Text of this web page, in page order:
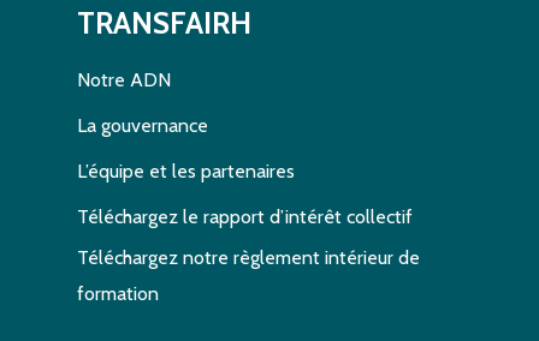
TRANSFAIRH
Notre ADN
La gouvernance
L’équipe et les partenaires
Téléchargez le rapport d’intérêt collectif
Téléchargez notre règlement intérieur de
formation